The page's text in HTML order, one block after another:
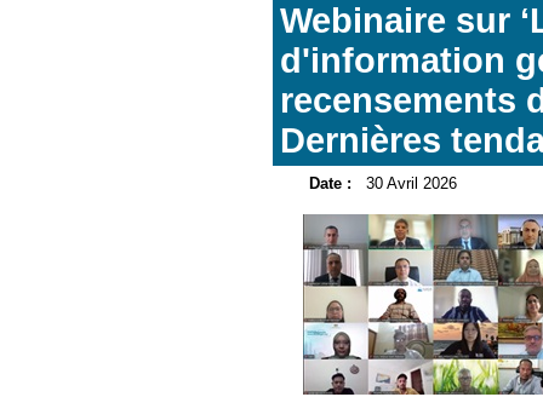
Webinaire sur
d'information
recensements
Dernières
Date : 30 Avril 2026